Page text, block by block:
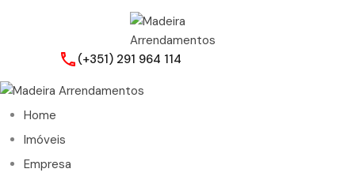
(+351) 291 964 114
Home
Imóveis
Empresa